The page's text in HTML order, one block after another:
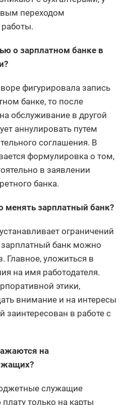
переходом
о зарплатном банке в
фигурировала запись
банке, то после
обслуживание в другой
аннулировать путем
соглашения. В
формулировка о том,
в заявлении
банка.
менять зарплатный банк?
ограничений
зарплатный банк можно
Главное, уложиться в
на имя работодателя.
этики,
внимание и на интересы
заинтересован в работе с
на
служащие
только на карты